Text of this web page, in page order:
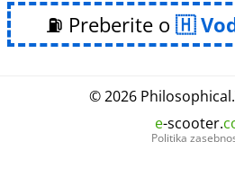
⛽ Preberite o
© 2026 Philosophical.
e-scooter.
Politika